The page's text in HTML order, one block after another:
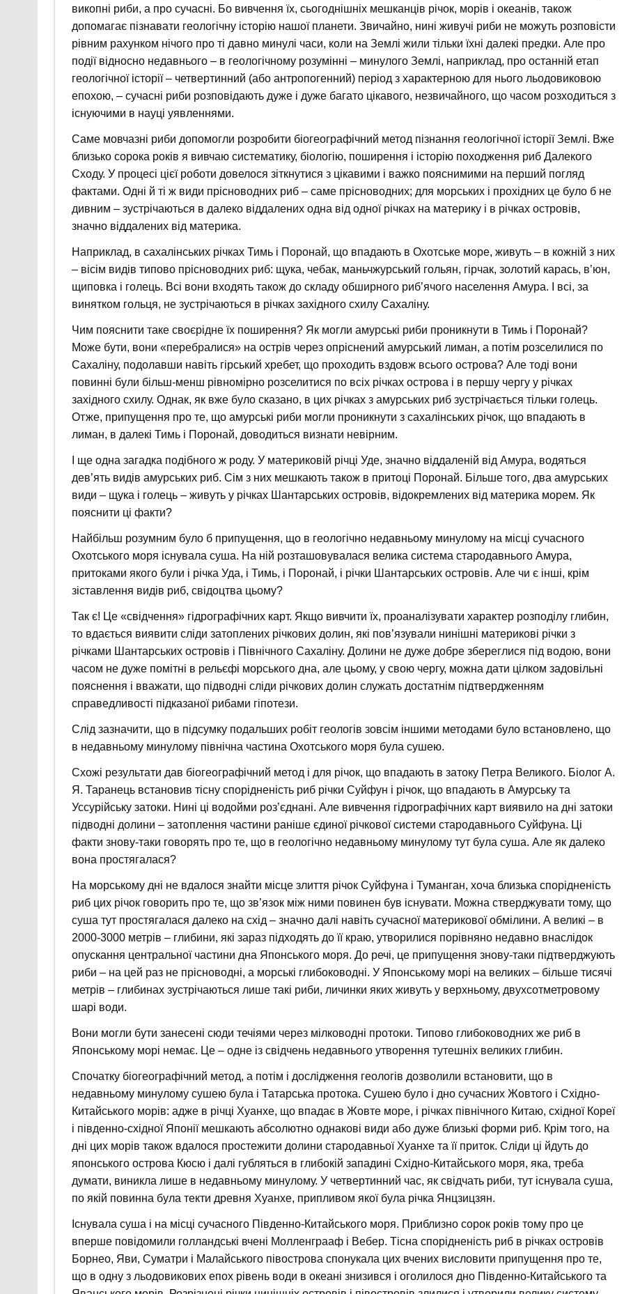
викопні риби, а про сучасні. Бо вивчення їх, сьогоднішніх мешканців річок, морів і океанів, також
допомагає пізнавати геологічну історію нашої планети. Звичайно, нині живучі риби не можуть розповісти
рівним рахунком нічого про ті давно минулі часи, коли на Землі жили тільки їхні далекі предки. Але про
події відносно недавнього – в геологічному розумінні – минулого Землі, наприклад, про останній етап
геологічної історії – четвертинний (або антропогенний) період з характерною для нього льодовиковою
епохою, – сучасні риби розповідають дуже і дуже багато цікавого, незвичайного, що часом розходиться з
існуючими в науці уявленнями.
Саме мовчазні риби допомогли розробити біогеографічний метод пізнання геологічної історії Землі. Вже
близько сорока років я вивчаю систематику, біологію, поширення і історію походження риб Далекого
Сходу. У процесі цієї роботи довелося зіткнутися з цікавими і важко пояснимими на перший погляд
фактами. Одні й ті ж види прісноводних риб – саме прісноводних; для морських і прохідних це було б не
дивним – зустрічаються в далеко віддалених одна від одної річках на материку і в річках островів,
значно віддалених від материка.
Наприклад, в сахалінських річках Тимь і Поронай, що впадають в Охотське море, живуть – в кожній з них
– вісім видів типово прісноводних риб: щука, чебак, маньчжурський гольян, гірчак, золотий карась, в’юн,
щиповка і голець. Всі вони входять також до складу обширного риб’ячого населення Амура. І всі, за
винятком гольця, не зустрічаються в річках західного схилу Сахаліну.
Чим пояснити таке своєрідне їх поширення? Як могли амурські риби проникнути в Тимь і Поронай?
Може бути, вони «перебралися» на острів через опріснений амурський лиман, а потім розселилися по
Сахаліну, подолавши навіть гірський хребет, що проходить вздовж всього острова? Але тоді вони
повинні були більш-менш рівномірно розселитися по всіх річках острова і в першу чергу у річках
західного схилу. Однак, як вже було сказано, в цих річках з амурських риб зустрічається тільки голець.
Отже, припущення про те, що амурські риби могли проникнути з сахалінських річок, що впадають в
лиман, в далекі Тимь і Поронай, доводиться визнати невірним.
І ще одна загадка подібного ж роду. У материковій річці Уде, значно віддаленій від Амура, водяться
дев’ять видів амурських риб. Сім з них мешкають також в притоці Поронай. Більше того, два амурських
види – щука і голець – живуть у річках Шантарських островів, відокремлених від материка морем. Як
пояснити ці факти?
Найбільш розумним було б припущення, що в геологічно недавньому минулому на місці сучасного
Охотського моря існувала суша. На ній розташовувалася велика система стародавнього Амура,
притоками якого були і річка Уда, і Тимь, і Поронай, і річки Шантарських островів. Але чи є інші, крім
зіставлення видів риб, свідоцтва цьому?
Так є! Це «свідчення» гідрографічних карт. Якщо вивчити їх, проаналізувати характер розподілу глибин,
то вдається виявити сліди затоплених річкових долин, які пов’язували нинішні материкові річки з
річками Шантарських островів і Північного Сахаліну. Долини не дуже добре збереглися під водою, вони
часом не дуже помітні в рельєфі морського дна, але цьому, у свою чергу, можна дати цілком задовільні
пояснення і вважати, що підводні сліди річкових долин служать достатнім підтвердженням
справедливості підказаної рибами гіпотези.
Слід зазначити, що в підсумку подальших робіт геологів зовсім іншими методами було встановлено, що
в недавньому минулому північна частина Охотського моря була сушею.
Схожі результати дав біогеографічний метод і для річок, що впадають в затоку Петра Великого. Біолог А.
Я. Таранець встановив тісну спорідненість риб річки Суйфун і річок, що впадають в Амурську та
Уссурійську затоки. Нині ці водойми роз’єднані. Але вивчення гідрографічних карт виявило на дні затоки
підводні долини – затоплення частини раніше єдиної річкової системи стародавнього Суйфуна. Ці
факти знову-таки говорять про те, що в геологічно недавньому минулому тут була суша. Але як далеко
вона простягалася?
На морському дні не вдалося знайти місце злиття річок Суйфуна і Туманган, хоча близька спорідненість
риб цих річок говорить про те, що зв’язок між ними повинен був існувати. Можна стверджувати тому, що
суша тут простягалася далеко на схід – значно далі навіть сучасної материкової обмілини. А великі – в
2000-3000 метрів – глибини, які зараз підходять до її краю, утворилися порівняно недавно внаслідок
опускання центральної частини дна Японського моря. До речі, це припущення знову-таки підтверджують
риби – на цей раз не прісноводні, а морські глибоководні. У Японському морі на великих – більше тисячі
метрів – глибинах зустрічаються лише такі риби, личинки яких живуть у верхньому, двухсотметровому
шарі води.
Вони могли бути занесені сюди течіями через мілководні протоки. Типово глибоководних же риб в
Японському морі немає. Це – одне із свідчень недавнього утворення тутешніх великих глибин.
Спочатку біогеографічний метод, а потім і дослідження геологів дозволили встановити, що в
недавньому минулому сушею була і Татарська протока. Сушею було і дно сучасних Жовтого і Східно-
Китайського морів: адже в річці Хуанхе, що впадає в Жовте море, і річках північного Китаю, східної Кореї
і південно-східної Японії мешкають абсолютно однакові види або дуже близькі форми риб. Крім того, на
дні цих морів також вдалося простежити долини стародавньої Хуанхе та її приток. Сліди ці йдуть до
японського острова Кюсю і далі губляться в глибокій западині Східно-Китайського моря, яка, треба
думати, виникла лише в недавньому минулому. У четвертинний час, як свідчать риби, тут існувала суша,
по якій повинна була текти древня Хуанхе, припливом якої була річка Янцзицзян.
Існувала суша і на місці сучасного Південно-Китайського моря. Приблизно сорок років тому про це
вперше повідомили голландські вчені Молленграаф і Вебер. Тісна спорідненість риб в річках островів
Борнео, Яви, Суматри і Малайського півострова спонукала цих вчених висловити припущення про те,
що в одну з льодовикових епох рівень води в океані знизився і оголилося дно Південно-Китайського та